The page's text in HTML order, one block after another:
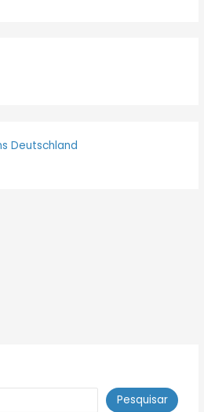
Deutschland
Pesquisar